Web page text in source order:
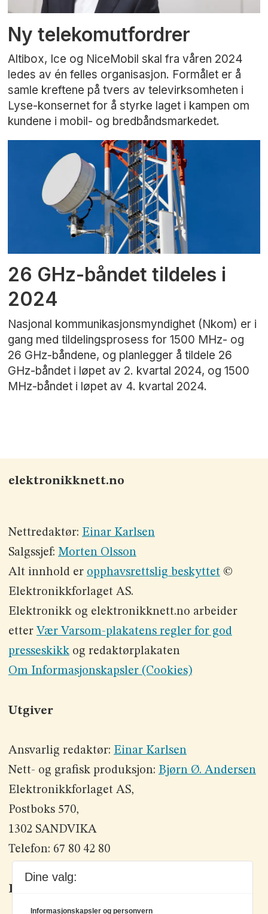
Ny telekomutfordrer
Altibox, Ice og NiceMobil skal fra våren 2024
ledes av én felles organisasjon. Formålet er å
samle kreftene på tvers av televirksomheten i
Lyse-konsernet for å styrke laget i kampen om
kundene i mobil- og bredbåndsmarkedet.
26 GHz-båndet tildeles i
2024
Nasjonal kommunikasjonsmyndighet (Nkom) er i
gang med tildelingsprosess for 1500 MHz- og
26 GHz-båndene, og planlegger å tildele 26
GHz-båndet i løpet av 2. kvartal 2024, og 1500
MHz-båndet i løpet av 4. kvartal 2024.
elektronikknett.no
Nettredaktør: Einar Karlsen
Salgssjef: Morten Olsson
Alt innhold er opphavsrettslig beskyttet©
Elektronikkforlaget AS.
Elektronikk og elektronikknett.no arbeider
etter Vær Varsom-plakatens regler for god
presseskikkog redaktørplakaten
Om Informasjonskapsler (Cookies)
Utgiver
Ansvarlig redaktør: Einar Karlsen
Nett- og grafisk produksjon: Bjørn Ø. Andersen
Elektronikkforlaget AS,
Postboks 570,
1302 SANDVIKA
Telefon: 67 80 42 80
Kontakt oss
Dine valg:
Informasjonskapsler og personvern